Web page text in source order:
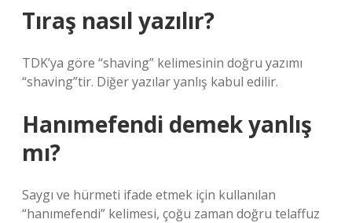
Tıraş nasıl yazılır?
TDK’ya göre “shaving” kelimesinin doğru yazımı
“shaving”tir. Diğer yazılar yanlış kabul edilir.
Hanımefendi demek yanlış
mı?
Saygı ve hürmeti ifade etmek için kullanılan
“hanımefendi” kelimesi, çoğu zaman doğru telaffuz